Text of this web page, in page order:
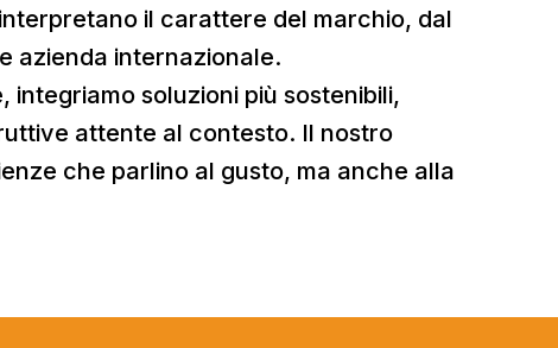
il carattere del marchio, dal
azienda internazionale.
integriamo soluzioni più sostenibili,
attente al contesto. Il nostro
che parlino al gusto, ma anche alla